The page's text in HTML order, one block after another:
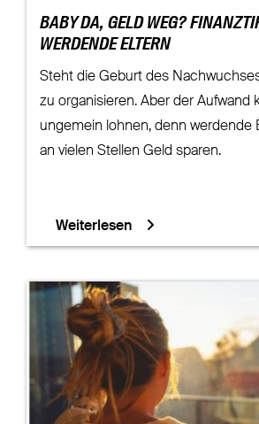
BABY DA, GELD WEG?
WERDENDE ELTERN
Steht die Geburt des
zu organisieren. Aber der Aufwand
ungemein lohnen, denn werdende
an vielen Stellen Geld sparen.
Weiterlesen